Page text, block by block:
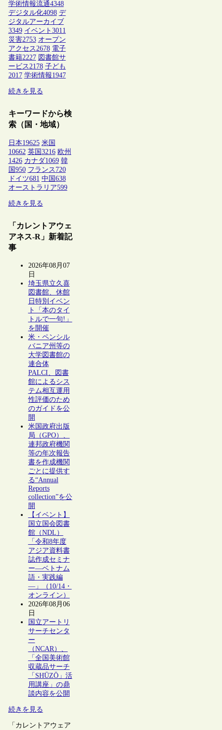
学術情報流通4348
デジタル化4098 デ
ジタルアーカイブ
3349 イベント 3011
災害2753 オープン
アクセス2678 電子
書籍2227 図書館サ
ービス2178 子ども
2017 学術情報1947
続きを見る
キーワードから検
索（国・地域）
日本19625 米国
10662 英国3216 欧州
1426 カナダ1069 韓
国950 フランス 720
ドイツ681 中国638
オーストラリア599
続きを見る
「カレントアウェ
アネス-R」新着記
事
2026年08月07
日
埼玉県立久喜
図書館、休館
日特別イベン
ト「本のタイ
トルで一句!」
を開催
米・ペンシル
バニア州等の
大学図書館の
連合体
PALCI、図書
館によるシス
テム相互運用
性評価のため
のガイドを公
開
米国政府出版
局（GPO）、
連邦政府機関
等の年次報告
書を作成機関
ごとに提供す
る“Annual
Reports
collection”を公
開
【イベント】
国立国会図書
館（NDL）
「令和8年度
アジア資料書
誌作成セミナ
ー―ベトナム
語・実践編
―」（10/14・
オンライン）
2026年08月06
日
国立アートリ
サーチセンタ
ー
（NCAR）、
「全国美術館
収蔵品サーチ
「SHŪZŌ」活
用講座」の鼎
談内容を公開
続きを見る
「カレントアウェア